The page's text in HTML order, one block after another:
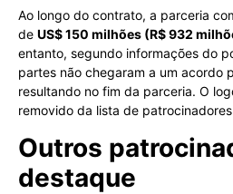
Ao longo do contrato, a parceria
de US$ 150 milhões (R$ 932
entanto, segundo informações do
partes não chegaram a um acordo
resultando no fim da parceria. O
removido da lista de
Outros
destaque